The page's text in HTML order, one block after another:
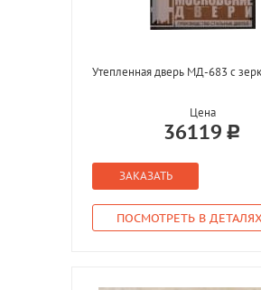
Утепленная дверь МД-683 с
Цена
36119
ЗАКАЗАТЬ
ПОСМОТРЕТЬ В